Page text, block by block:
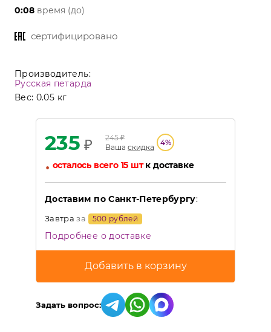
0:08 время (до)
сертифицировано
Производитель:
Русская петарда
Вес: 0.05 кг
235 ₽ 245₽
Ваша скидка
4%
• осталось всего 15 штк доставке
Доставим по Санкт-Петербургу:
Завтраза 500 рублей
Подробнее о доставке
Задать вопрос: